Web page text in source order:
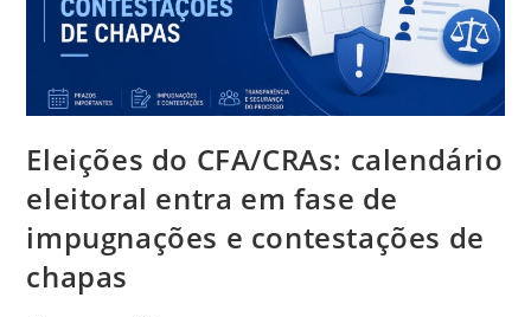
Eleições do CFA/CRAs: calendário
eleitoral entra em fase de
impugnações e contestações de
chapas